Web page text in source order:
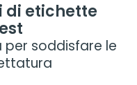
di etichette
soddisfare le